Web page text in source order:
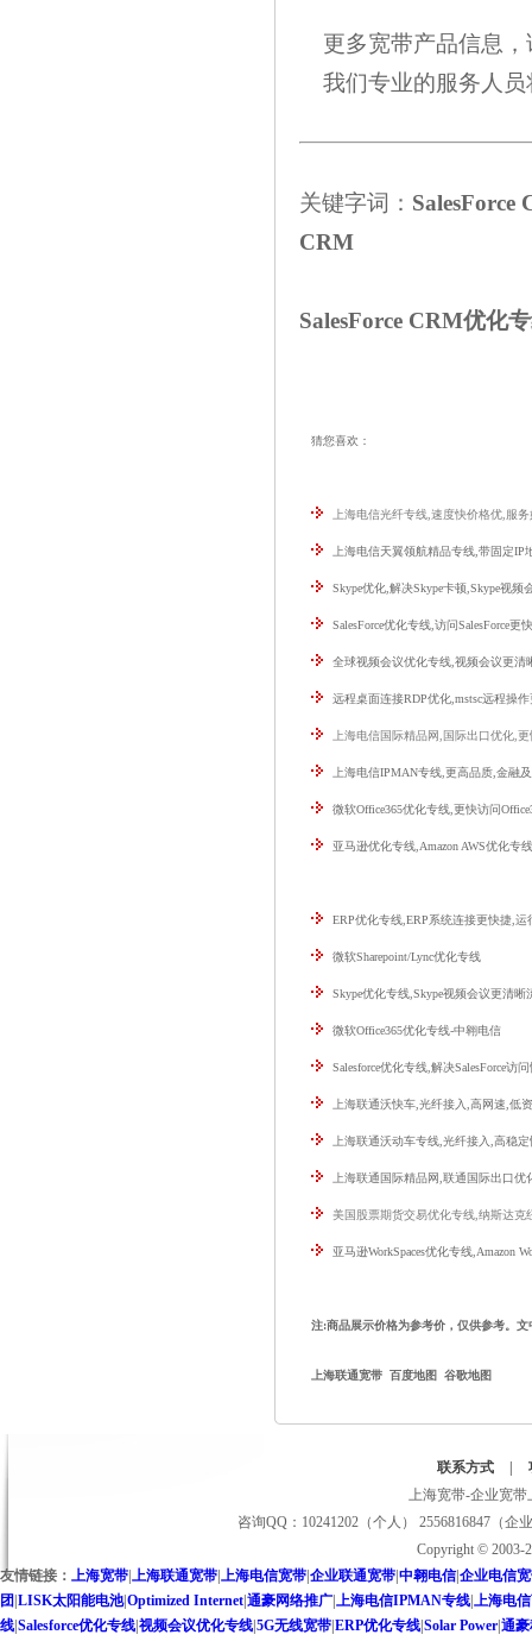
更多宽带产品信息，
我们专业的服务人员
关键字词： SalesForce
CRM
SalesForce CRM优化
猜您喜欢：
上海电信光纤专线,速度快价格优,服
上海电信天翼领航精品专线,带固定IP
Skype优化,解决Skype卡顿,Skype视频
SalesForce优化专线,访问SalesForce更
全球视频会议优化专线,视频会议更清
远程桌面连接RDP优化,mstsc远程操
上海电信国际精品网,国际出口优化,
上海电信IPMAN专线,更高品质,金融
微软Office365优化专线,更快访问
亚马逊优化专线,Amazon AWS优化专线
ERP优化专线,ERP系统连接更快捷,运
微软Sharepoint/Lync优化专线
Skype优化专线,Skype视频会议更清晰
微软Office365优化专线-中翱电信
Salesforce优化专线,解决SalesForce访
上海联通沃快车,光纤接入,高网速,低
上海联通沃动车专线,光纤接入,高稳
上海联通国际精品网,联通国际出口
美国股票期货交易优化专线,纳斯达克
亚马逊WorkSpaces优化专线,Amazon
注:商品展示价格为参考价，仅供参考。
上海联通宽带 百度地图 谷歌地图
联系方式
上海宽带-企业宽带
咨询QQ：10241202（个人） 2556816847（企
Copyright © 2003-
友情链接： 上海宽带 上海联通宽带 上海电信宽带 企业联通宽带 中翱电信|企业电信
团 LISK太阳能电池|Optimized Internet 通豪网络推广 上海电信IPMAN专线 上海电
线 Salesforce优化专线 视频会议优化专线 5G无线宽带 ERP优化专线 Solar Power 通